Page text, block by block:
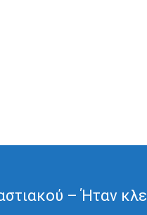
– Ήταν